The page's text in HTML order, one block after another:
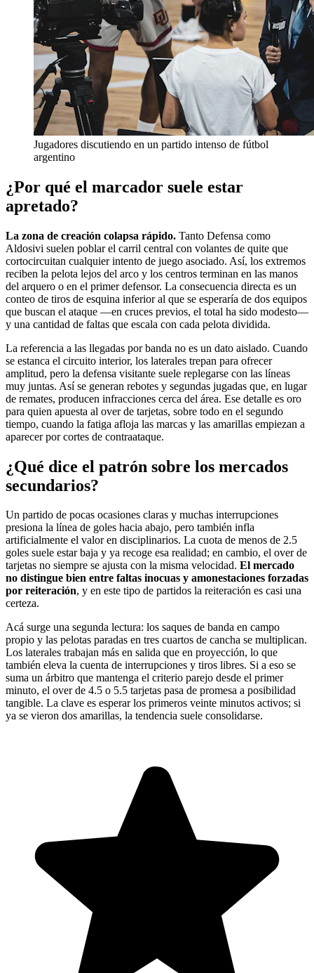
Jugadores discutiendo en un partido intenso de fútbol
argentino
¿Por qué el marcador suele estar
apretado?
La zona de creación colapsa rápido. Tanto Defensa como
Aldosivi suelen poblar el carril central con volantes de quite que
cortocircuitan cualquier intento de juego asociado. Así, los extremos
reciben la pelota lejos del arco y los centros terminan en las manos
del arquero o en el primer defensor. La consecuencia directa es un
conteo de tiros de esquina inferior al que se esperaría de dos equipos
que buscan el ataque —en cruces previos, el total ha sido modesto—
y una cantidad de faltas que escala con cada pelota dividida.
La referencia a las llegadas por banda no es un dato aislado. Cuando
se estanca el circuito interior, los laterales trepan para ofrecer
amplitud, pero la defensa visitante suele replegarse con las líneas
muy juntas. Así se generan rebotes y segundas jugadas que, en lugar
de remates, producen infracciones cerca del área. Ese detalle es oro
para quien apuesta al over de tarjetas, sobre todo en el segundo
tiempo, cuando la fatiga afloja las marcas y las amarillas empiezan a
aparecer por cortes de contraataque.
¿Qué dice el patrón sobre los mercados
secundarios?
Un partido de pocas ocasiones claras y muchas interrupciones
presiona la línea de goles hacia abajo, pero también infla
artificialmente el valor en disciplinarios. La cuota de menos de 2.5
goles suele estar baja y ya recoge esa realidad; en cambio, el over de
tarjetas no siempre se ajusta con la misma velocidad. El mercado
no distingue bien entre faltas inocuas y amonestaciones forzadas
por reiteración, y en este tipo de partidos la reiteración es casi una
certeza.
Acá surge una segunda lectura: los saques de banda en campo
propio y las pelotas paradas en tres cuartos de cancha se multiplican.
Los laterales trabajan más en salida que en proyección, lo que
también eleva la cuenta de interrupciones y tiros libres. Si a eso se
suma un árbitro que mantenga el criterio parejo desde el primer
minuto, el over de 4.5 o 5.5 tarjetas pasa de promesa a posibilidad
tangible. La clave es esperar los primeros veinte minutos activos; si
ya se vieron dos amarillas, la tendencia suele consolidarse.